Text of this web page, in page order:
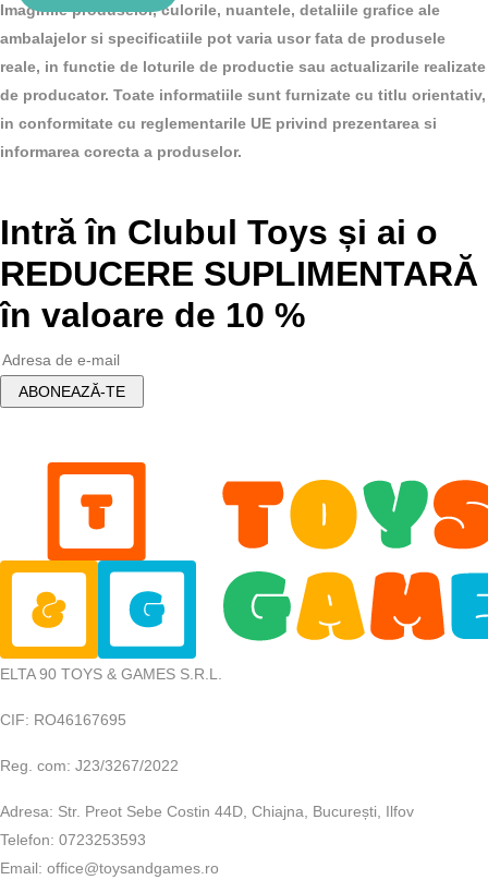
a
fost:
96.00 lei.
curent
este:
86.00 lei.
Imaginile produselor, culorile, nuantele, detaliile grafice ale
ambalajelor si specificatiile pot varia usor fata de produsele
reale, in functie de loturile de productie sau actualizarile realizate
de producator. Toate informatiile sunt furnizate cu titlu orientativ,
in conformitate cu reglementarile UE privind prezentarea si
informarea corecta a produselor.
Intră în Clubul Toys și ai o
REDUCERE SUPLIMENTARĂ
în valoare de 10 %
ELTA 90 TOYS & GAMES S.R.L.
CIF: RO46167695
Reg. com: J23/3267/2022
Adresa: Str. Preot Sebe Costin 44D, Chiajna, București, Ilfov
Telefon: 0723253593
Email: office@toysandgames.ro